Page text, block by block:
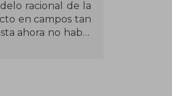
racional de la
en campos tan
ahora no había
rápido, pensar